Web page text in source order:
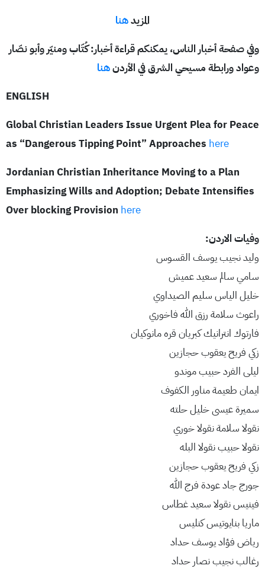
المزيدهنا
وفي صفحة أخبار الناس، يمكنكم قراءة أخبار: كُتّاب ومنيّر وأبو نصّار
وعواد ورابطة مسيحي الشرق في الأردنهنا
ENGLISH
Global Christian Leaders Issue Urgent Plea for Peace
as “Dangerous Tipping Point” Approaches here
Jordanian Christian Inheritance Moving to a Plan
Emphasizing Wills and Adoption; Debate Intensifies
Over blocking Provision here
وفيات الاردن:
وليد نجيب يوسف القسوس
سامي سالم سعيد عميش
خليل الياس سليم الصيداوي
راعوث سلامة رزق الله فاخوري
فارتوك انترانيك كبريان قره مانوكيان
زكي فريح يعقوب حجازين
ليلى الفرد حبيب موندو
ايمان طعيمة مناور الكفوف
سميرة عيسى خليل حلته
نقولا سلامة نقولا خوري
نقولا حبيب نقولا البله
زكي فريح يعقوب حجازين
جورج جاد عودة فرج الله
فينيس نقولا سعيد غطاس
ماريا بنايوتيس كنليس
رياض فؤاد يوسف حداد
رغالب نجيب نصار حداد